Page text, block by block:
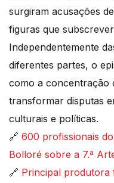
surgiram acusações
figuras que
Independentemente
diferentes partes, o
como a concentração
transformar disputas
culturais e políticas.
🔗 600 profissionais
Bolloré sobre a 7.ª
🔗 Principal produtora